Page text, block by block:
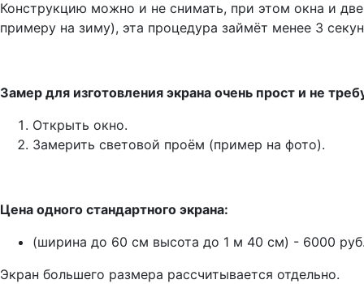
Конструкцию можно и не снимать, при этом окна и
примеру на зиму), эта процедура займёт менее 3
Замер для изготовления экрана очень прост и не
Открыть окно.
Замерить световой проём (пример на фото).
Цена одного стандартного экрана:
(ширина до 60 см высота до 1 м 40 см) - 6000
Экран большего размера рассчитывается отдельно.